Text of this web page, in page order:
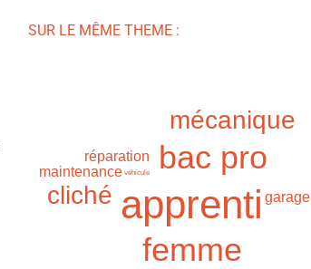
SUR LE MÊME THEME :
apprenti
femme
bac pro
mécanique
cliché garage
maintenance
réparation
véhicule